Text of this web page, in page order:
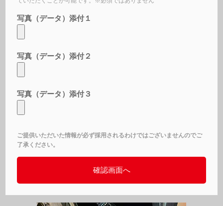
写真（データ）添付１
写真（データ）添付２
写真（データ）添付３
ご提供いただいた情報が必ず採用されるわけではございませんのでご
了承ください。